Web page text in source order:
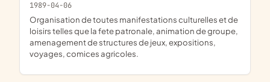
1989-04-06
organisation de toutes manifestations culturelles et de
loisirs telles que la fete patronale, animation de groupe,
amenagement de structures de jeux, expositions,
voyages, comices agricoles.